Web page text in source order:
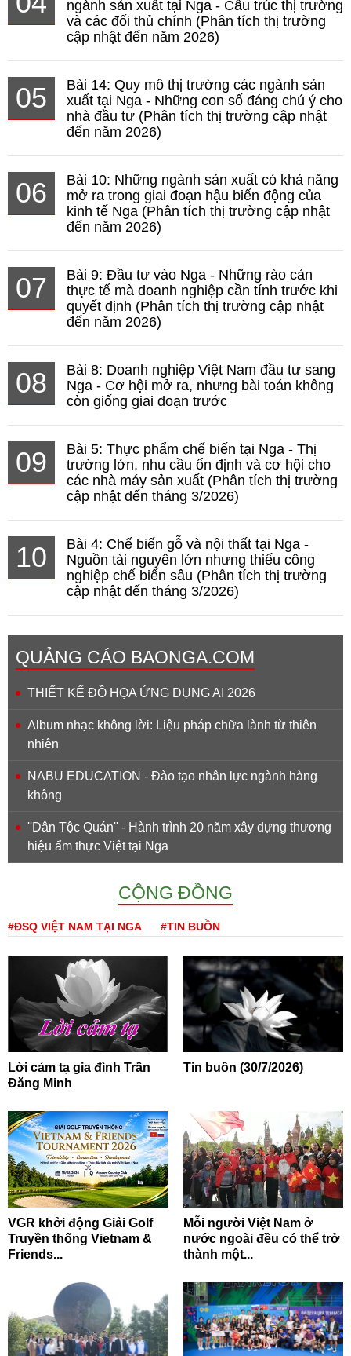
ngành sản xuất tại Nga - Cấu trúc thị trường
và các đối thủ chính (Phân tích thị trường
cập nhật đến năm 2026)
05
Bài 14: Quy mô thị trường các ngành sản
xuất tại Nga - Những con số đáng chú ý cho
nhà đầu tư (Phân tích thị trường cập nhật
đến năm 2026)
06
Bài 10: Những ngành sản xuất có khả năng
mở ra trong giai đoạn hậu biến động của
kinh tế Nga (Phân tích thị trường cập nhật
đến năm 2026)
07
Bài 9: Đầu tư vào Nga - Những rào cản
thực tế mà doanh nghiệp cần tính trước khi
quyết định (Phân tích thị trường cập nhật
đến năm 2026)
08
Bài 8: Doanh nghiệp Việt Nam đầu tư sang
Nga - Cơ hội mở ra, nhưng bài toán không
còn giống giai đoạn trước
09
Bài 5: Thực phẩm chế biến tại Nga - Thị
trường lớn, nhu cầu ổn định và cơ hội cho
các nhà máy sản xuất (Phân tích thị trường
cập nhật đến tháng 3/2026)
10
Bài 4: Chế biến gỗ và nội thất tại Nga -
Nguồn tài nguyên lớn nhưng thiếu công
nghiệp chế biến sâu (Phân tích thị trường
cập nhật đến tháng 3/2026)
QUẢNG CÁO BAONGA.COM
THIẾT KẾ ĐỒ HỌA ỨNG DỤNG AI 2026
Album nhạc không lời: Liệu pháp chữa lành từ thiên
nhiên
NABU EDUCATION - Đào tạo nhân lực ngành hàng
không
''Dân Tộc Quán'' - Hành trình 20 năm xây dựng thương
hiệu ẩm thực Việt tại Nga
CỘNG ĐỒNG
#ĐSQ VIỆT NAM TẠI NGA #TIN BUỒN
Lời cảm tạ gia đình Trần
Đăng Minh
Tin buồn (30/7/2026)
VGR khởi động Giải Golf
Truyền thống Vietnam &
Friends...
Mỗi người Việt Nam ở
nước ngoài đều có thể trở
thành một...